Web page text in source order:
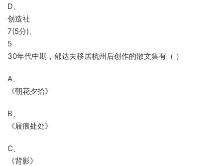
D、
创造社
7(5分)、
5
30年代中期，郁达夫移居杭州后创作的散文集有（ ）
A、
《朝花夕拾》
B、
《屐痕处处》
C、
《背影》